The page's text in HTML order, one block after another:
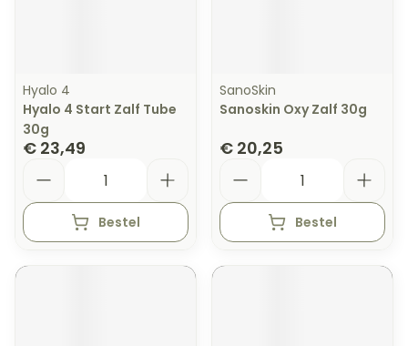
Hyalo 4
Hyalo 4 Start Zalf Tube
30g
€ 23,49
Bestel
SanoSkin
Sanoskin Oxy Zalf 30g
€ 20,25
Bestel